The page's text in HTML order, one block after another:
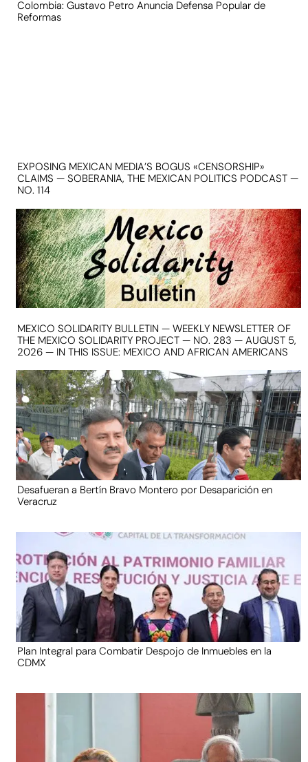
Colombia: Gustavo Petro Anuncia Defensa Popular de
Reformas
EXPOSING MEXICAN MEDIA’S BOGUS «CENSORSHIP»
CLAIMS — SOBERANIA, THE MEXICAN POLITICS PODCAST —
NO. 114
MEXICO SOLIDARITY BULLETIN — WEEKLY NEWSLETTER OF
THE MEXICO SOLIDARITY PROJECT — NO. 283 — AUGUST 5,
2026 — IN THIS ISSUE: MEXICO AND AFRICAN AMERICANS
Desafueran a Bertín Bravo Montero por Desaparición en
Veracruz
Plan Integral para Combatir Despojo de Inmuebles en la
CDMX